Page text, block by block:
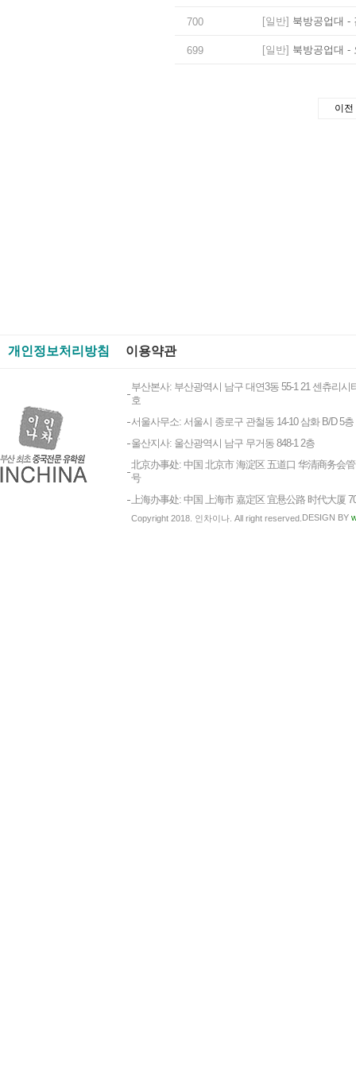
700 [일반] 북방공업대 -
699 [일반] 북방공업대 -
이전
개인정보처리방침 이용약관
부산본사: 부산광역시 남구 대연3동 55-1 21 센츄리시
호
서울사무소: 서울시 종로구 관철동 14-10 삼화 B/D 5층
울산지사: 울산광역시 남구 무거동 848-1 2층
北京办事处: 中国 北京市 海淀区 五道口 华清商务会管
号
上海办事处: 中国 上海市 嘉定区 宜悬公路 时代大厦
Copyright 2018. 인차이나. All right reserved. DESIGN BY